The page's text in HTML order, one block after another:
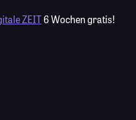
ZEIT6 Wochen gratis!